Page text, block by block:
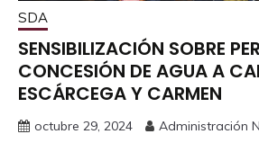
SDA
SENSIBILIZACIÓN SOBRE
CONCESIÓN DE AGUA A
ESCÁRCEGA Y CARMEN
octubre 29, 2024 Administración